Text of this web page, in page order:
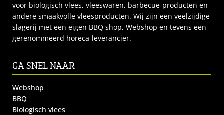
voor biologisch vlees, vleeswaren, barbecue-producten en
andere smaakvolle vleesproducten. Wij zijn een veelzijdige
slagerij met een eigen BBQ shop, Webshop en tevens een
gerenommeerd horeca-leverancier.
GA SNEL NAAR
Webshop
BBQ
Biologisch vlees